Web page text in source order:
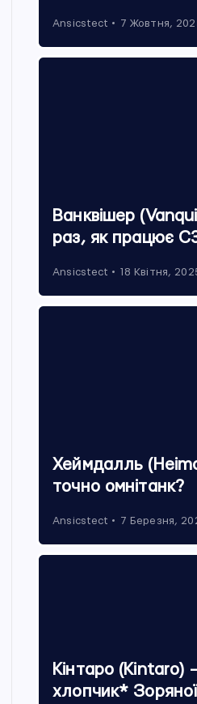
Ansicstect 7 Жовтня,
Ванквішер
раз, як працює
Ansicstect 18 Квітня,
Хеймдалль
точно омнітанк?
Ansicstect 7 Березня,
Кінтаро (Kintaro)
хлопчик* Зоряної